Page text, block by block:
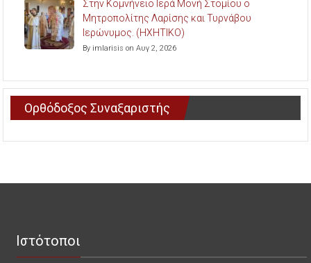
Στην Κομνήνειο Ιερά Μονή Στομίου ο
Μητροπολίτης Λαρίσης και Τυρνάβου
Ιερώνυμος. (ΗΧΗΤΙΚΟ)
By imlarisis on Αυγ 2, 2026
Ορθόδοξος Συναξαριστής
Ιστότοποι